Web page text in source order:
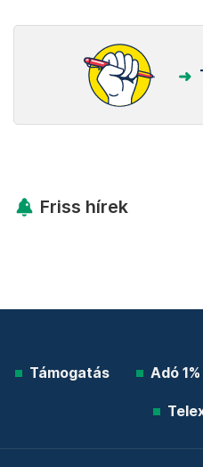
Friss hírek
Támogatás Adó